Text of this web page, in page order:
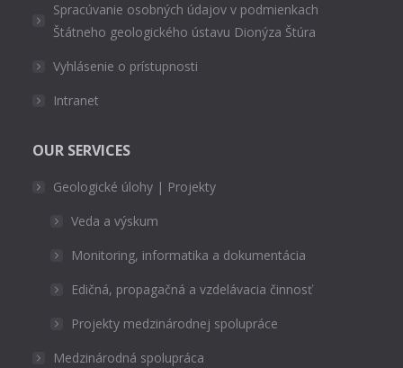
Spracúvanie osobných údajov v podmienkach
Štátneho geologického ústavu Dionýza Štúra
Vyhlásenie o prístupnosti
Intranet
OUR SERVICES
Geologické úlohy | Projekty
Veda a výskum
Monitoring, informatika a dokumentácia
Edičná, propagačná a vzdelávacia činnosť
Projekty medzinárodnej spolupráce
Medzinárodná spolupráca